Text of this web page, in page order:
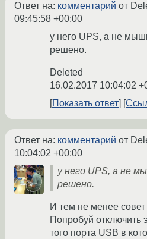
Ответ на: комментарий от
09:45:58 +00:00
у него UPS, а не
решено.
Deleted
16.02.2017 10:04:02
Показать ответ
Ответ на: комментарий от
10:04:02 +00:00
у него UPS, а не
решено.
И тем не менее
Попробуй отключить
того порта USB в